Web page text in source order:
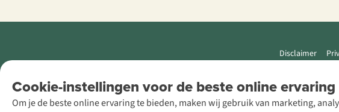
Cookie-instellingen voor de beste online ervaring
Om je de beste online ervaring te bieden, maken wij gebruik van marketing,
Disclaimer
Retail Concepts
NV,
Smallandlaan